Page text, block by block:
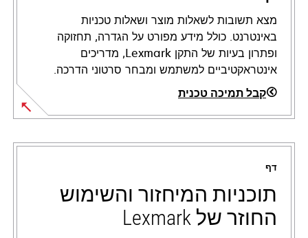
מצא תשובות לשאלות מוצר ושאלות טכניות
באינטרנט. כולל מידע מפורט על הגדרה, תחזוקה
ופתרון בעיות של התקן Lexmark, מדריכים
אינטראקטיביים למשתמש ומבחר סרטוני הדרכה.
קבל תמיכה טכנית
opens
in
new
tab
דף
תוכניות המיחזור והשימוש
החוזר של Lexmark